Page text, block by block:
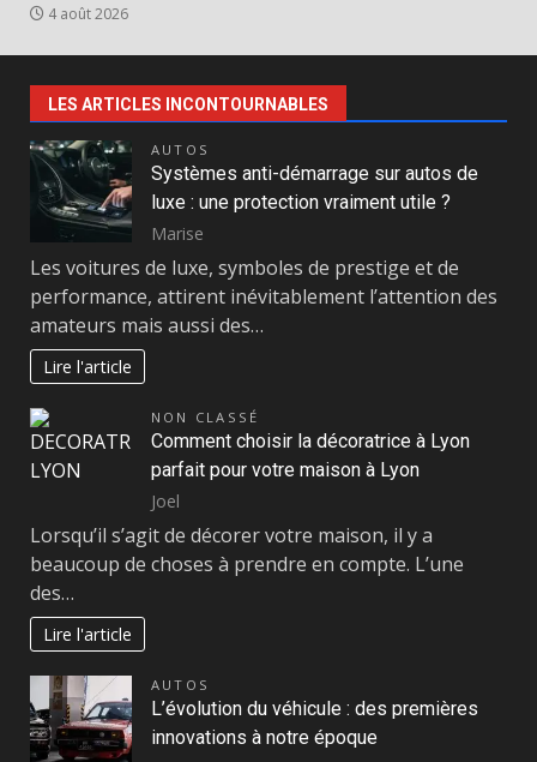
4 août 2026
LES ARTICLES INCONTOURNABLES
AUTOS
Systèmes anti-démarrage sur autos de
luxe : une protection vraiment utile ?
Marise
Les voitures de luxe, symboles de prestige et de
performance, attirent inévitablement l’attention des
amateurs mais aussi des…
Lire l'article
NON CLASSÉ
Comment choisir la décoratrice à Lyon
parfait pour votre maison à Lyon
Joel
Lorsqu’il s’agit de décorer votre maison, il y a
beaucoup de choses à prendre en compte. L’une
des…
Lire l'article
AUTOS
L’évolution du véhicule : des premières
innovations à notre époque